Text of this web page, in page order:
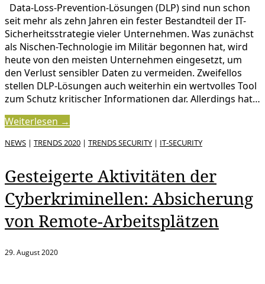
Data-Loss-Prevention-Lösungen (DLP) sind nun schon
seit mehr als zehn Jahren ein fester Bestandteil der IT-
Sicherheitsstrategie vieler Unternehmen. Was zunächst
als Nischen-Technologie im Militär begonnen hat, wird
heute von den meisten Unternehmen eingesetzt, um
den Verlust sensibler Daten zu vermeiden. Zweifellos
stellen DLP-Lösungen auch weiterhin ein wertvolles Tool
zum Schutz kritischer Informationen dar. Allerdings hat…
Weiterlesen →
NEWS | TRENDS 2020 | TRENDS SECURITY | IT-SECURITY
Gesteigerte Aktivitäten der
Cyberkriminellen: Absicherung
von Remote-Arbeitsplätzen
29. August 2020